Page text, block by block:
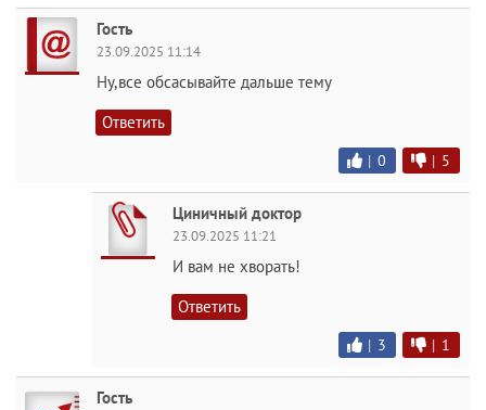
Гость
23.09.2025 11:14
Ну,все обсасывайте дальше тему
Ответить
| 0 | 5
Циничный доктор
23.09.2025 11:21
И вам не хворать!
Ответить
| 3 | 1
Гость